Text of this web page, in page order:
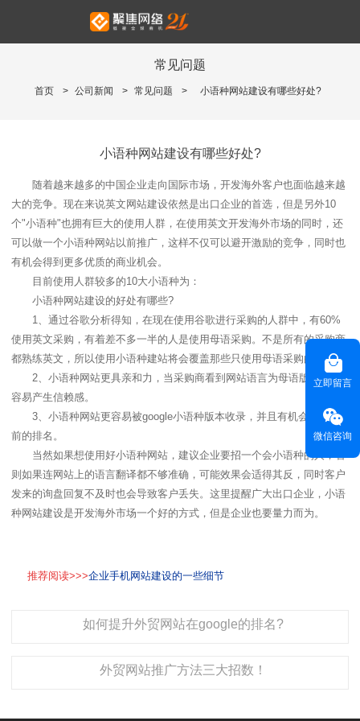
常见问题
首页 > 公司新闻 > 常见问题 > 小语种网站建设有哪些好处?
小语种网站建设有哪些好处?
随着越来越多的中国企业走向国际市场，开发海外客户也面临越来越
大的竞争。现在来说英文网站建设依然是出口企业的首选，但是另外10
个"小语种"也拥有巨大的使用人群，在使用英文开发海外市场的同时，还
可以做一个小语种网站以前推广，这样不仅可以避开激励的竞争，同时也
有机会得到更多优质的商业机会。
目前使用人群较多的10大小语种为：
小语种网站建设的好处有哪些?
1、通过谷歌分析得知，在现在使用谷歌进行采购的人群中，有60%
使用英文采购，有着差不多一半的人是使用母语采购。不是所有的采购商
都熟练英文，所以使用小语种建站将会覆盖那些只使用母语采购的人群。
2、小语种网站更具亲和力，当采购商看到网站语言为母语版本，更
容易产生信赖感。
3、小语种网站更容易被google小语种版本收录，并且有机会取得靠
前的排名。
当然如果想使用好小语种网站，建议企业要招一个会小语种的人，否
则如果连网站上的语言翻译都不够准确，可能效果会适得其反，同时客户
发来的询盘回复不及时也会导致客户丢失。这里提醒广大出口企业，小语
种网站建设是开发海外市场一个好的方式，但是企业也要量力而为。
推荐阅读>>>企业手机网站建设的一些细节
如何提升外贸网站在google的排名?
外贸网站推广方法三大招数！
立即留言
微信咨询